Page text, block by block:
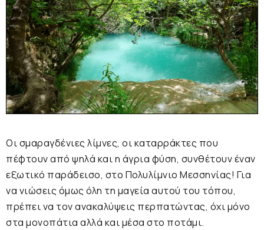
Οι σμαραγδένιες λίμνες, οι καταρράκτες που
πέφτουν από ψηλά και η άγρια φύση, συνθέτουν έναν
εξωτικό παράδεισο, στο Πολυλίμνιο Μεσσηνίας! Για
να νιώσεις όμως όλη τη μαγεία αυτού του τόπου,
πρέπει να τον ανακαλύψεις περπατώντας, όχι μόνο
στα μονοπάτια αλλά και μέσα στο ποτάμι.